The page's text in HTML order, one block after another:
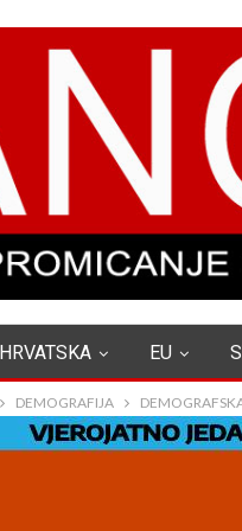
HRVATSKA EU
DEMOGRAFIJA